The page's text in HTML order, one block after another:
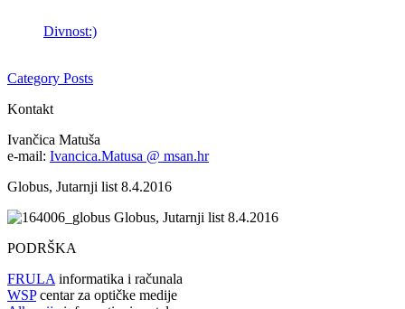
Divnost:)
Category Posts
Kontakt
Ivančica Matuša
e-mail: Ivancica.Matusa @ msan.hr
Globus, Jutarnji list 8.4.2016
Globus, Jutarnji list 8.4.2016
PODRŠKA
FRULA informatika i računala
WSPcentar za optičke medije